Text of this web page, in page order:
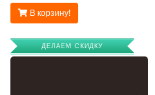
В корзину!
ДЕЛАЕМ СКИДКУ